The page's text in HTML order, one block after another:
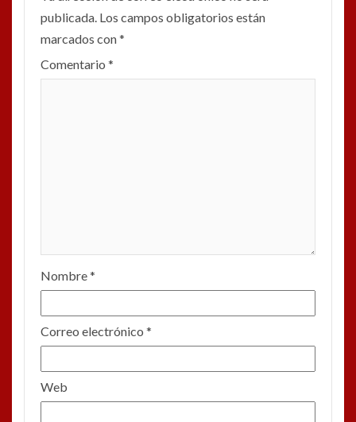
publicada. Los campos obligatorios están
marcados con*
Comentario *
Nombre*
Correo electrónico *
Web